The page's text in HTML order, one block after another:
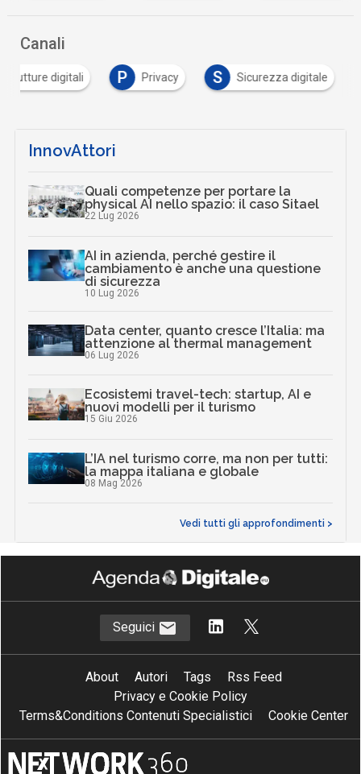
Canali
digitali P Privacy S Sicurezza digitale
InnovAttori
Quali competenze per portare la
physical AI nello spazio: il caso Sitael
22 Lug 2026
AI in azienda, perché gestire il
cambiamento è anche una questione
di sicurezza
10 Lug 2026
Data center, quanto cresce l’Italia: ma
attenzione al thermal management
06 Lug 2026
Ecosistemi travel-tech: startup, AI e
nuovi modelli per il turismo
15 Giu 2026
L’IA nel turismo corre, ma non per tutti:
la mappa italiana e globale
08 Mag 2026
Vedi tutti gli approfondimenti >
Seguici
About Autori Tags
Rss Feed
Privacy e Cookie Policy
Terms&Conditions Contenuti Specialistici
Cookie Center